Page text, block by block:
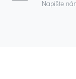
Napište